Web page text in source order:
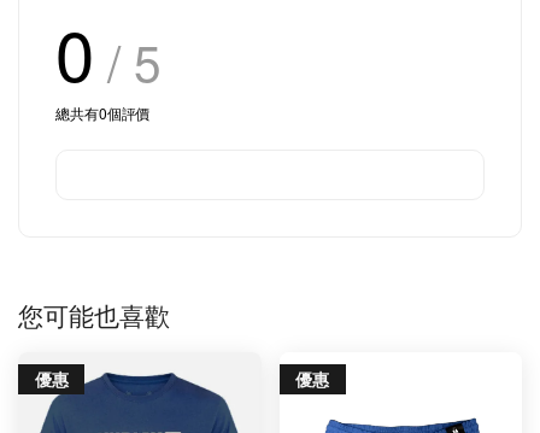
0 / 5
總共有0個評價
您可能也喜歡
優惠 優惠